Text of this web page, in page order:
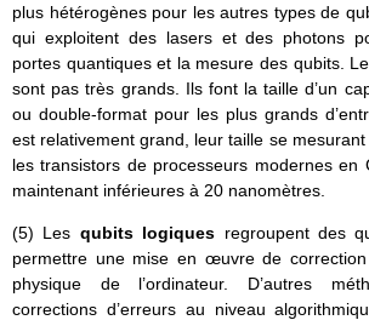
plus hétérogènes pour les autres types de
qui exploitent des lasers et des photons
portes quantiques et la mesure des qubits.
sont pas très grands. Ils font la taille d’un
ou double-format pour les plus grands
est relativement grand, leur taille se
les transistors de processeurs modernes en
maintenant inférieures à 20 nanomètres.
(5) Les qubits logiques regroupent des
permettre une mise en œuvre de correction
physique de l’ordinateur. D’autres
corrections d’erreurs au niveau